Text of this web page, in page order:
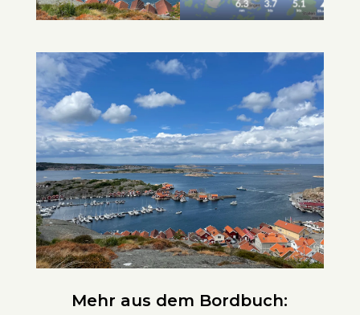
Mehr aus dem Bordbuch: